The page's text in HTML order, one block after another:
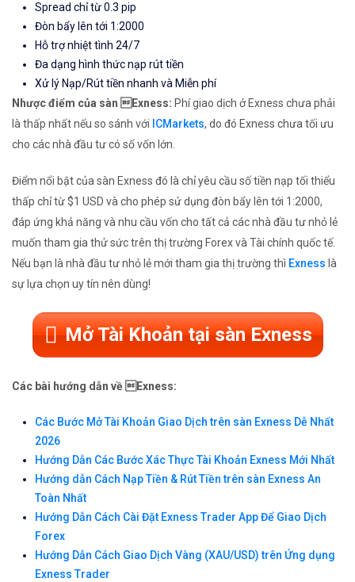
Spread chỉ từ 0.3 pip
Đòn bẩy lên tới 1:2000
Hỗ trợ nhiệt tình 24/7
Đa dạng hình thức nạp rút tiền
Xử lý Nạp/Rút tiền nhanh và Miễn phí
Nhược điểm của sàn Exness: Phí giao dịch ở Exness chưa phải
là thấp nhất nếu so sánh với ICMarkets, do đó Exness chưa tối ưu
cho các nhà đầu tư có số vốn lớn.
Điểm nổi bật của sàn Exness đó là chỉ yêu cầu số tiền nạp tối thiểu
thấp chỉ từ $1 USD và cho phép sử dụng đòn bẩy lên tới 1:2000,
đáp ứng khả năng và nhu cầu vốn cho tất cả các nhà đầu tư nhỏ lẻ
muốn tham gia thử sức trên thị trường Forex và Tài chính quốc tế.
Nếu bạn là nhà đầu tư nhỏ lẻ mới tham gia thị trường thì Exness là
sự lựa chọn uy tín nên dùng!
Mở Tài Khoản tại sàn Exness
Các bài hướng dẫn về Exness:
Các Bước Mở Tài Khoản Giao Dịch trên sàn Exness Dễ Nhất
2026
Hướng Dẫn Các Bước Xác Thực Tài Khoản Exness Mới Nhất
Hướng dẫn Cách Nạp Tiền & Rút Tiền trên sàn Exness An
Toàn Nhất
Hướng Dẫn Cách Cài Đặt Exness Trader App Để Giao Dịch
Forex
Hướng Dẫn Cách Giao Dịch Vàng (XAU/USD) trên Ứng dụng
Exness Trader